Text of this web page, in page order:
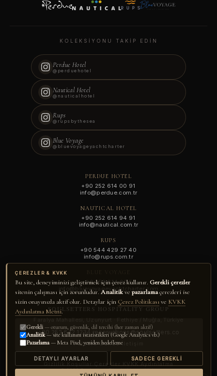
KONAKLAMANIZI AYIRTIN
ÇIKIŞ
€0.00
◆
Ödeme onaylandığında, rezervasyon belgenizi e-posta
ile göndereceğiz.
GÜVENLI ÖDEME · SSL · 3-D SECURE
ÖDEMEYE DEVAM EDIN ·
KOLEKSIYONU TAKIP EDIN
Perdue Hotel
@perduehotel
Nautical Hotel
@nauticalhotel
Rups
@rupsbythesea
Blue Voyage
@bluevoyageyachtcharter
PERDUE HOTEL
+90 252 614 00 91
info@perdue.com.tr
NAUTICAL HOTEL
+90 252 614 94 91
info@nautical.com.tr
RUPS
+90 544 429 27 40
info@rups.com.tr
+90 252 614 00 51
info@bluevoyageyachtcharter.com
SOULSETTERS HOSPITALITY GROUP
Faralya Mahallesi, Uzunyurt · Fethiye / Muğla, Türkiye
+90 252 642 1234· reservations@soulsetters.co
Felsefe·Günce·İletişim
Gizlilik·Koşullar·Çerezler·KVKK Aydınlatma
© 2026Soulsetters. Tüm hakları saklıdır.
ÇEREZLER & KVKK
Bu site, deneyiminizi geliştirmek için çerez kullanır. Gerekli çerezler
sitenin çalışması için zorunludur. Analitikvepazarlamaçerezleri ise
sizin onayınızla aktif olur. Detaylar için Çerez Politikasıve KVKK
Aydınlatma Metni.
Gerekli— oturum, güvenlik, dil tercihi (her zaman aktif)
Analitik— site kullanım istatistikleri (Google Analytics vb.)
Pazarlama— Meta Pixel, yeniden hedefleme
DETAYLI AYARLAR SADECE GEREKLI